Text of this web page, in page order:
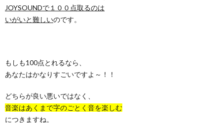
JOYSOUNDで１００点取るのは
いがいと難しいのです。
もしも100点とれるなら、
あなたはかなりすごいですよ～！！
どちらが良い悪いではなく、
音楽はあくまで字のごとく音を楽しむ
につきますね。